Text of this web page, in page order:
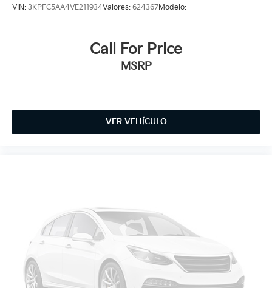
VIN: 3KPFC5AA4VE211934Valores: 624367Modelo:
Call For Price
MSRP
VER VEHÍCULO